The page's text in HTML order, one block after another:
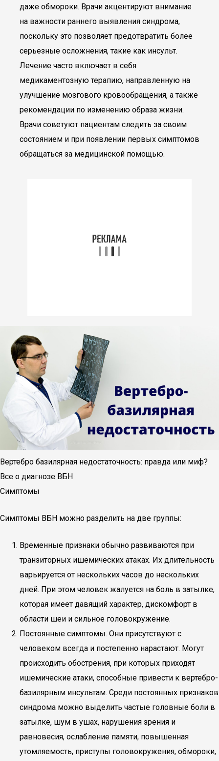
даже обмороки. Врачи акцентируют внимание
на важности раннего выявления синдрома,
поскольку это позволяет предотвратить более
серьезные осложнения, такие как инсульт.
Лечение часто включает в себя
медикаментозную терапию, направленную на
улучшение мозгового кровообращения, а также
рекомендации по изменению образа жизни.
Врачи советуют пациентам следить за своим
состоянием и при появлении первых симптомов
обращаться за медицинской помощью.
Вертебро базилярная недостаточность: правда или миф?
Все о диагнозе ВБН
Симптомы
Симптомы ВБН можно разделить на две группы:
Временные признаки обычно развиваются при
транзиторных ишемических атаках. Их длительность
варьируется от нескольких часов до нескольких
дней. При этом человек жалуется на боль в затылке,
которая имеет давящий характер, дискомфорт в
области шеи и сильное головокружение.
Постоянные симптомы. Они присутствуют с
человеком всегда и постепенно нарастают. Могут
происходить обострения, при которых приходят
ишемические атаки, способные привести к вертебро-
базилярным инсультам. Среди постоянных признаков
синдрома можно выделить частые головные боли в
затылке, шум в ушах, нарушения зрения и
равновесия, ослабление памяти, повышенная
утомляемость, приступы головокружения, обмороки,